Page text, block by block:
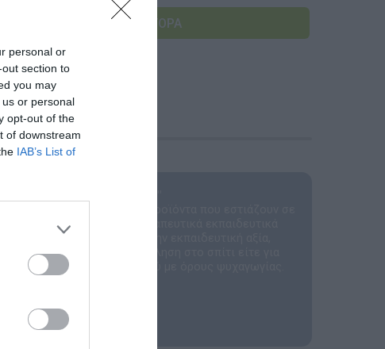
personal or
section to
you may
or personal
opt-out of the
of downstream
IAB’s List of
παιχνίδια και ειδικά θεραπευτικά εκπαιδευτικά
στην ποιότητα και την εκπαιδευτική αξία,
για δημιουργική απασχόληση στο σπίτι είτε για
την πρόοδο κάθε παιδιού με όρους ψυχαγωγίας.